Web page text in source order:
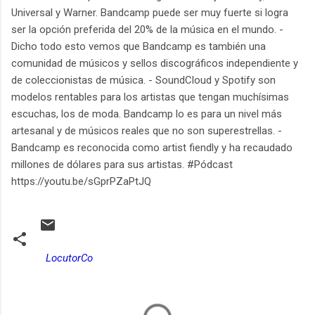
Universal y Warner. Bandcamp puede ser muy fuerte si logra
ser la opción preferida del 20% de la música en el mundo. -
Dicho todo esto vemos que Bandcamp es también una
comunidad de músicos y sellos discográficos independiente y
de coleccionistas de música. - SoundCloud y Spotify son
modelos rentables para los artistas que tengan muchísimas
escuchas, los de moda. Bandcamp lo es para un nivel más
artesanal y de músicos reales que no son superestrellas. -
Bandcamp es reconocida como artist fiendly y ha recaudado
millones de dólares para sus artistas. #Pódcast
https://youtu.be/sGprPZaPtJQ
LocutorCo